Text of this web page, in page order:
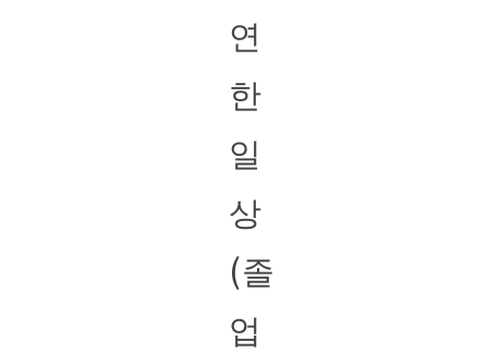
연
한
일
상
(졸
업